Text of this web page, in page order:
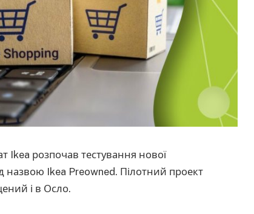
Ikea розпочав тестування нової
Ikea Preowned. Пілотний проект
і в Осло.